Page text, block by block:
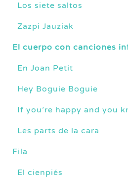
Los siete saltos
Zazpi Jauziak
El cuerpo con canciones
En Joan Petit
Hey Boguie Boguie
If you’re happy and you
Les parts de la cara
Fila
El cienpiés